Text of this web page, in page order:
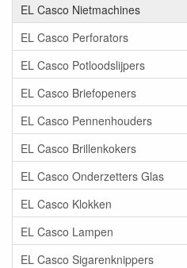
EL Casco Nietmachines
EL Casco Perforators
EL Casco Potloodslijpers
EL Casco Briefopeners
EL Casco Pennenhouders
EL Casco Brillenkokers
EL Casco Onderzetters Glas
EL Casco Klokken
EL Casco Lampen
EL Casco Sigarenknippers